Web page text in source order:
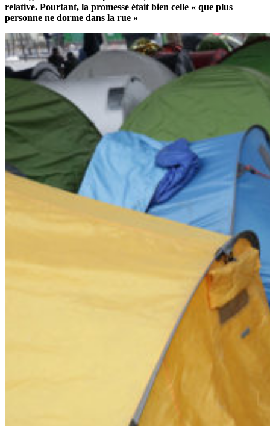
relative. Pourtant, la promesse était bien celle « que plus
personne ne dorme dans la rue »